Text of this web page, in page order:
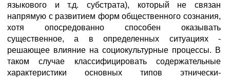
языкового и т.д. субстрата), который не связан
напрямую с развитием форм общественного сознания,
хотя опосредованно способен оказывать
существенное, а в определенных ситуациях -
решающее влияние на социокультурные процессы. В
таком случае классифицировать содержательные
характеристики основных типов этнически-